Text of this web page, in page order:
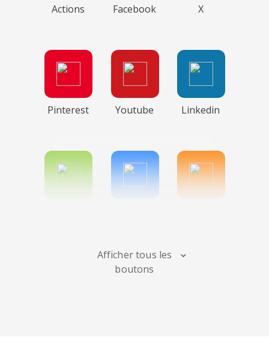
Actions Facebook X
Pinterest Youtube Linkedin
Afficher tous les
boutons